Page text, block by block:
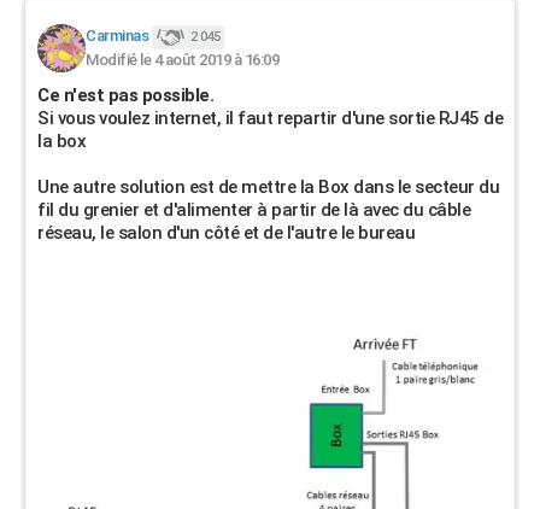
Carminas 2 045
Modifié le 4 août 2019 à 16:09
Ce n'est pas possible.
Si vous voulez internet, il faut repartir d'une sortie RJ45 de
la box
Une autre solution est de mettre la Box dans le secteur du
fil du grenier et d'alimenter à partir de là avec du câble
réseau, le salon d'un côté et de l'autre le bureau